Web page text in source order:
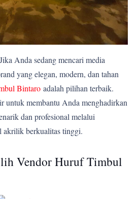
Jika Anda sedang mencari media
yang elegan, modern, dan tahan
Bintaro adalah pilihan terbaik.
membantu Anda menghadirkan
dan profesional melalui
akrilik berkualitas tinggi.
Vendor Huruf Timbul